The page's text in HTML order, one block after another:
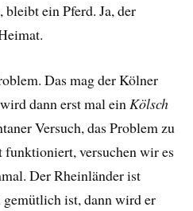
ein Pferd. Ja, der
Das mag der Kölner
dann erst mal ein Kölsch
Versuch, das Problem zu
funktioniert, versuchen wir es
Der Rheinländer ist
ist, dann wird er